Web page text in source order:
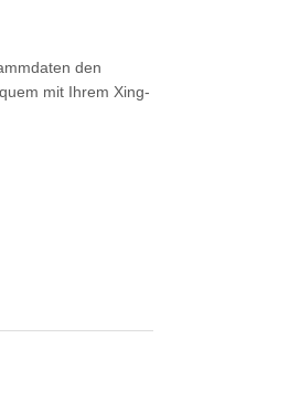
den
mit Ihrem Xing-